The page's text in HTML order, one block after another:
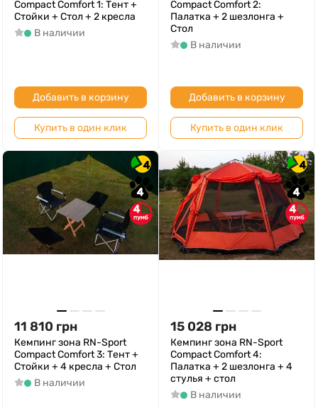
Compact Comfort 1: Тент +
Стойки + Стол + 2 кресла
В наличии
Добавить в корзину
Купить в один клик
Compact Comfort 2:
Палатка + 2 шезлонга +
Стол
В наличии
Добавить в корзину
Купить в один клик
4
4
4
11 810 грн
Кемпинг зона RN-Sport
Compact Comfort 3: Тент +
Стойки + 4 кресла + Стол
В наличии
4
4
4
15 028 грн
Кемпинг зона RN-Sport
Compact Comfort 4:
Палатка + 2 шезлонга + 4
стулья + стол
В наличии